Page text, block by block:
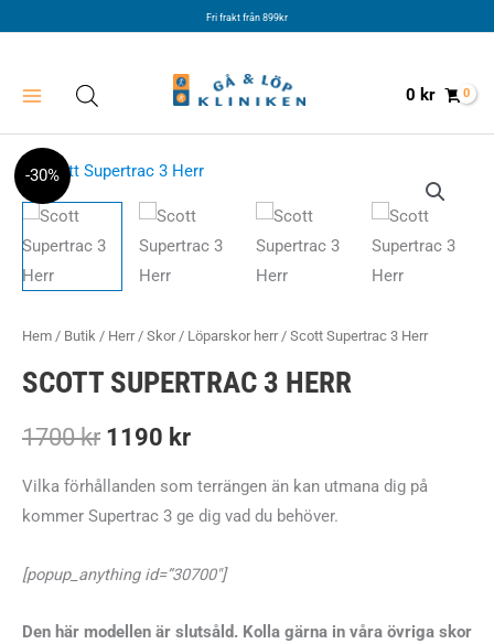
Fri frakt från 899kr
0 kr
-30%
Hem / Butik / Herr/ Skor/ Löparskor herr/ Scott Supertrac 3 Herr
SCOTT SUPERTRAC 3 HERR
1700kr Det
ursprungliga
priset
var:
1190 krDet
nuvarande
priset
är:
Vilka förhållanden som terrängen än kan utmana dig på
kommer Supertrac 3 ge dig vad du behöver.
[popup_anything id=”30700″]
Den här modellen är slutsåld. Kolla gärna in våra övriga skor